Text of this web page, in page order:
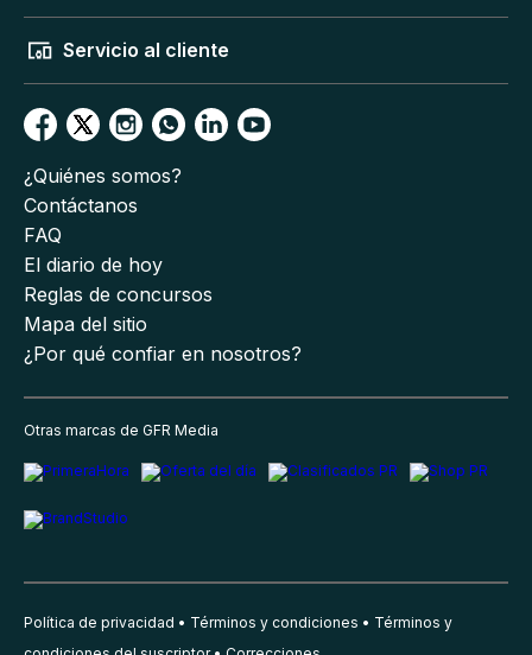
Servicio al cliente
¿Quiénes somos?
Contáctanos
FAQ
El diario de hoy
Reglas de concursos
Mapa del sitio
¿Por qué confiar en nosotros?
Otras marcas de GFR Media
Política de privacidad Términos y condiciones
Términos y